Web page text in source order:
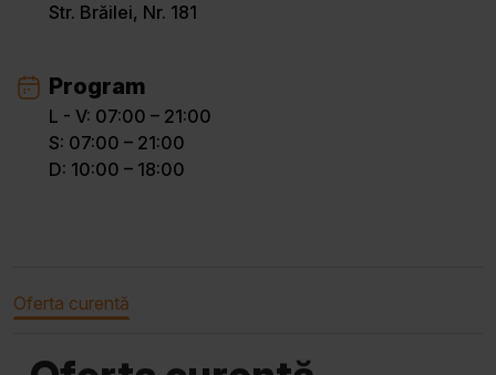
Str. Brăilei, Nr. 181
Program
L - V: 07:00 – 21:00
S: 07:00 – 21:00
D: 10:00 – 18:00
Oferta curentă